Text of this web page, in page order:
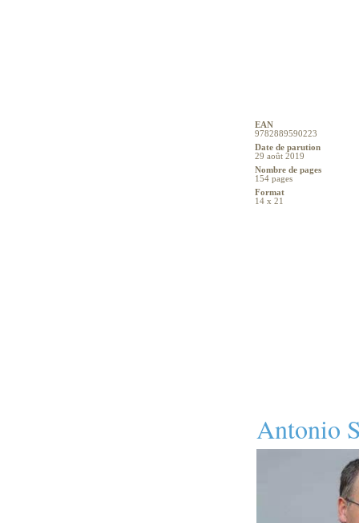
EAN
9782889590223
Date de parution
29 août 2019
Nombre de pages
154 pages
Format
14 x 21
Antonio